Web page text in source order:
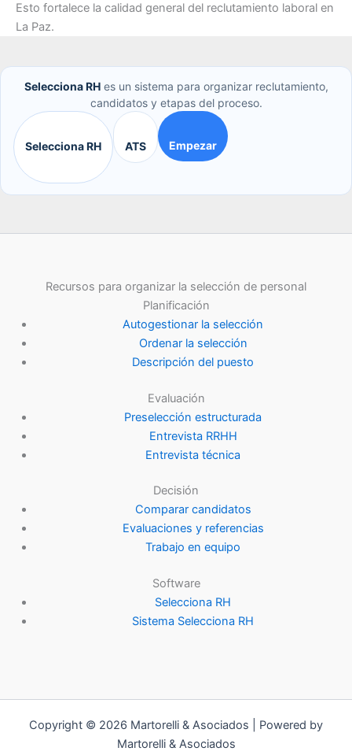
Esto fortalece la calidad general del reclutamiento laboral en
La Paz.
Selecciona RHes un sistema para organizar reclutamiento,
candidatos y etapas del proceso.
Selecciona RH ATS Empezar
Recursos para organizar la selección de personal
Planificación
Autogestionar la selección
Ordenar la selección
Descripción del puesto
Evaluación
Preselección estructurada
Entrevista RRHH
Entrevista técnica
Decisión
Comparar candidatos
Evaluaciones y referencias
Trabajo en equipo
Software
Selecciona RH
Sistema Selecciona RH
Copyright © 2026 Martorelli & Asociados | Powered by
Martorelli & Asociados